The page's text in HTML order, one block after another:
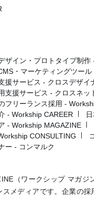
ザイン・プロトタイプ制
・マーケティングツー
援サービス - クロスデザイ
支援サービス - クロスネッ
フリーランス採用 -
- Workship CAREER
- Workship MAGAZINE
CONSULTING
ー - コンマルク
（ワークシップ マガジ
スメディアです。企業の採